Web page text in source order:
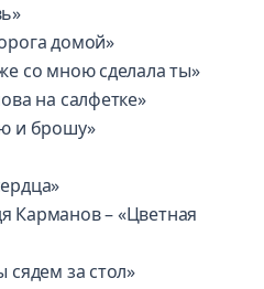
домой»
со мною сделала ты»
на салфетке»
и брошу»
Карманов – «Цветная
сядем за стол»